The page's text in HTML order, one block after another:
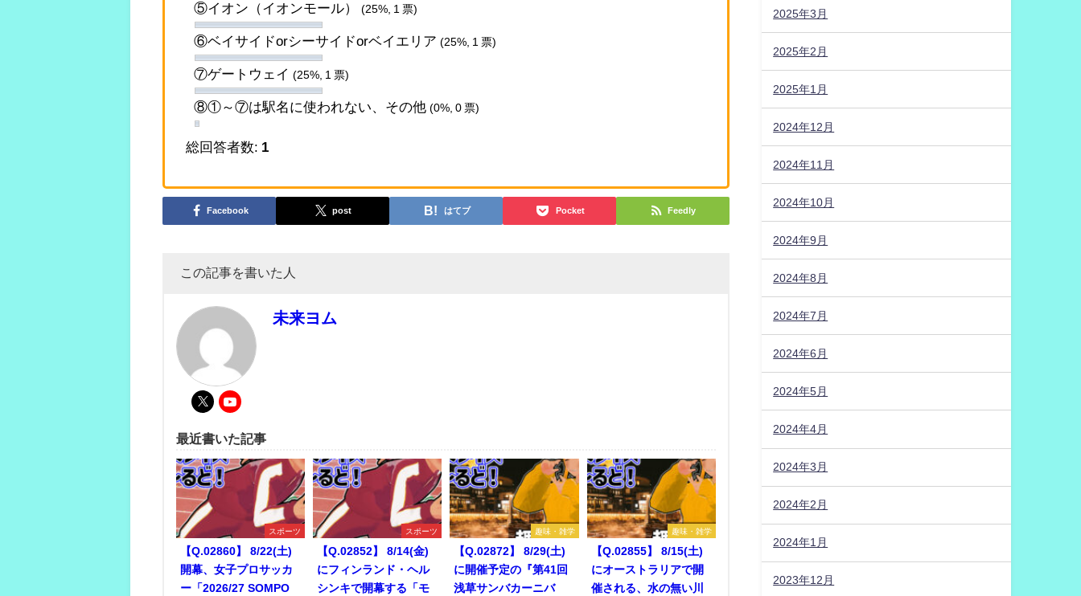
⑤イオン（イオンモール） (25%, 1 票)
⑥ベイサイドorシーサイドorベイエリア (25%, 1 票)
⑦ゲートウェイ (25%, 1 票)
⑧①～⑦は駅名に使われない、その他 (0%, 0 票)
総回答者数: 1
Facebook post はてブ Pocket Feedly
この記事を書いた人
未来ヨム
最近書いた記事
スポーツ
【Q.02860】 8/22(土)
開幕、女子プロサッカ
ー「2026/27 SOMPO
スポーツ
【Q.02852】 8/14(金)
にフィンランド・ヘル
シンキで開幕する「モ
趣味・雑学
【Q.02872】 8/29(土)
に開催予定の『第41回
浅草サンバカーニバ
趣味・雑学
【Q.02855】 8/15(土)
にオーストラリアで開
催される、水の無い川
2025年3月
2025年2月
2025年1月
2024年12月
2024年11月
2024年10月
2024年9月
2024年8月
2024年7月
2024年6月
2024年5月
2024年4月
2024年3月
2024年2月
2024年1月
2023年12月